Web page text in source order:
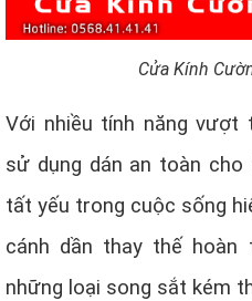
Cửa Kính
Với nhiều tính năng vượt
sử dụng dán an toàn
tất yếu trong cuộc sống
cánh dần thay thế
những loại song sắt kém